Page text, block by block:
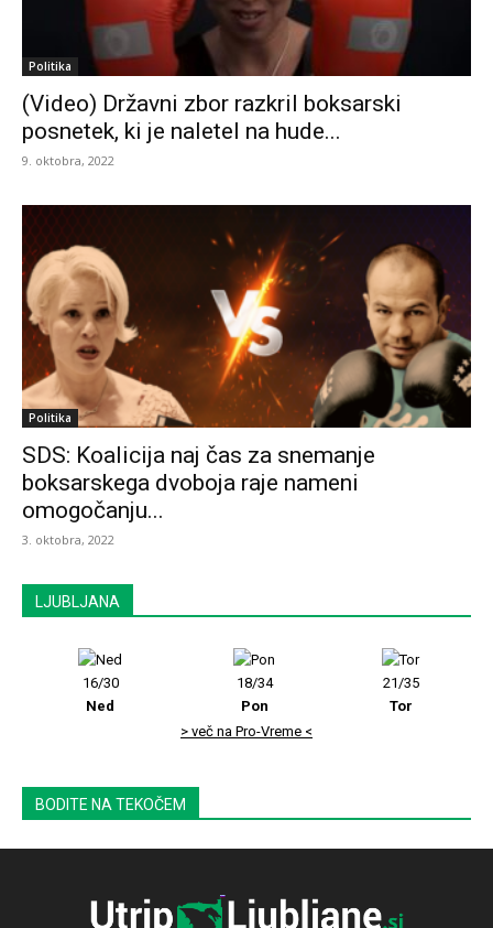
Politika
(Video) Državni zbor razkril boksarski
posnetek, ki je naletel na hude...
9. oktobra, 2022
Politika
SDS: Koalicija naj čas za snemanje
boksarskega dvoboja raje nameni
omogočanju...
3. oktobra, 2022
LJUBLJANA
16/30
Ned
18/34
Pon
21/35
Tor
> več na Pro-Vreme <
BODITE NA TEKOČEM